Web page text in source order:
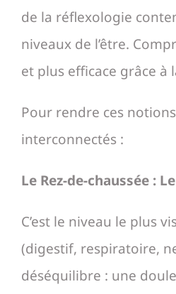
de la réflexologie
niveaux de l’être.
et plus efficace grâce à
Pour rendre ces
interconnectés :
Le Rez-de-chaussée :
C’est le niveau le plus
(digestif, respiratoire,
déséquilibre : une